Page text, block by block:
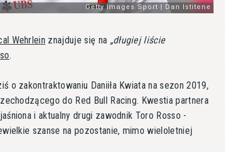
Wehrlein znajduje się na długiej liście
.
o zakontraktowaniu Daniiła Kwiata na sezon 2019,
do Red Bull Racing. Kwestia partnera
i aktualny drugi zawodnik Toro Rosso -
szanse na pozostanie, mimo wieloletniej